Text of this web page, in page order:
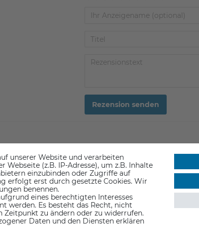
Rezension senden
unserer Website und verarbeiten
Webseite (z.B. IP-Adresse), um z.B. Inhalte
einzubinden oder Zugriffe auf
erfolgt erst durch gesetzte Cookies. Wir
benennen.
eines berechtigten Interesses
werden. Es besteht das Recht, nicht
zu ändern oder zu widerrufen.
Daten und den Diensten erklären